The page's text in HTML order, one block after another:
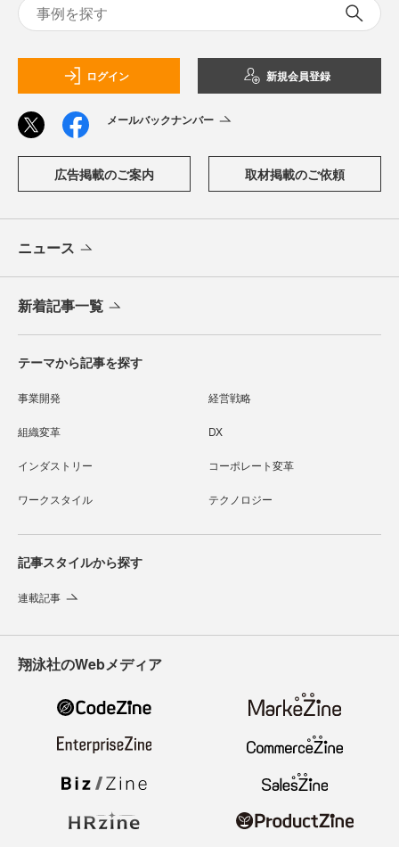
ログイン 新規会員登録
メールバックナンバー
広告掲載のご案内 取材掲載のご依頼
ニュース
新着記事一覧
テーマから記事を探す
事業開発 経営戦略
組織変革 DX
インダストリー コーポレート変革
ワークスタイル テクノロジー
記事スタイルから探す
連載記事
翔泳社のWebメディア